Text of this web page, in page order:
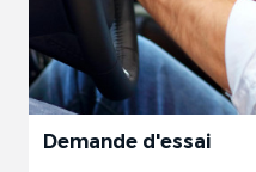
Demande d'essai